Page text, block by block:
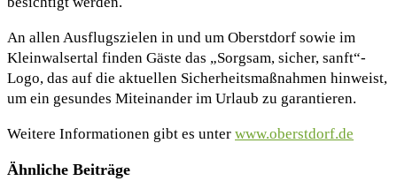
An allen Ausflugszielen in und um Oberstdorf sowie im
Kleinwalsertal finden Gäste das „Sorgsam, sicher, sanft“-
Logo, das auf die aktuellen Sicherheitsmaßnahmen hinweist,
um ein gesundes Miteinander im Urlaub zu garantieren.
Weitere Informationen gibt es unter www.oberstdorf.de
Ähnliche Beiträge